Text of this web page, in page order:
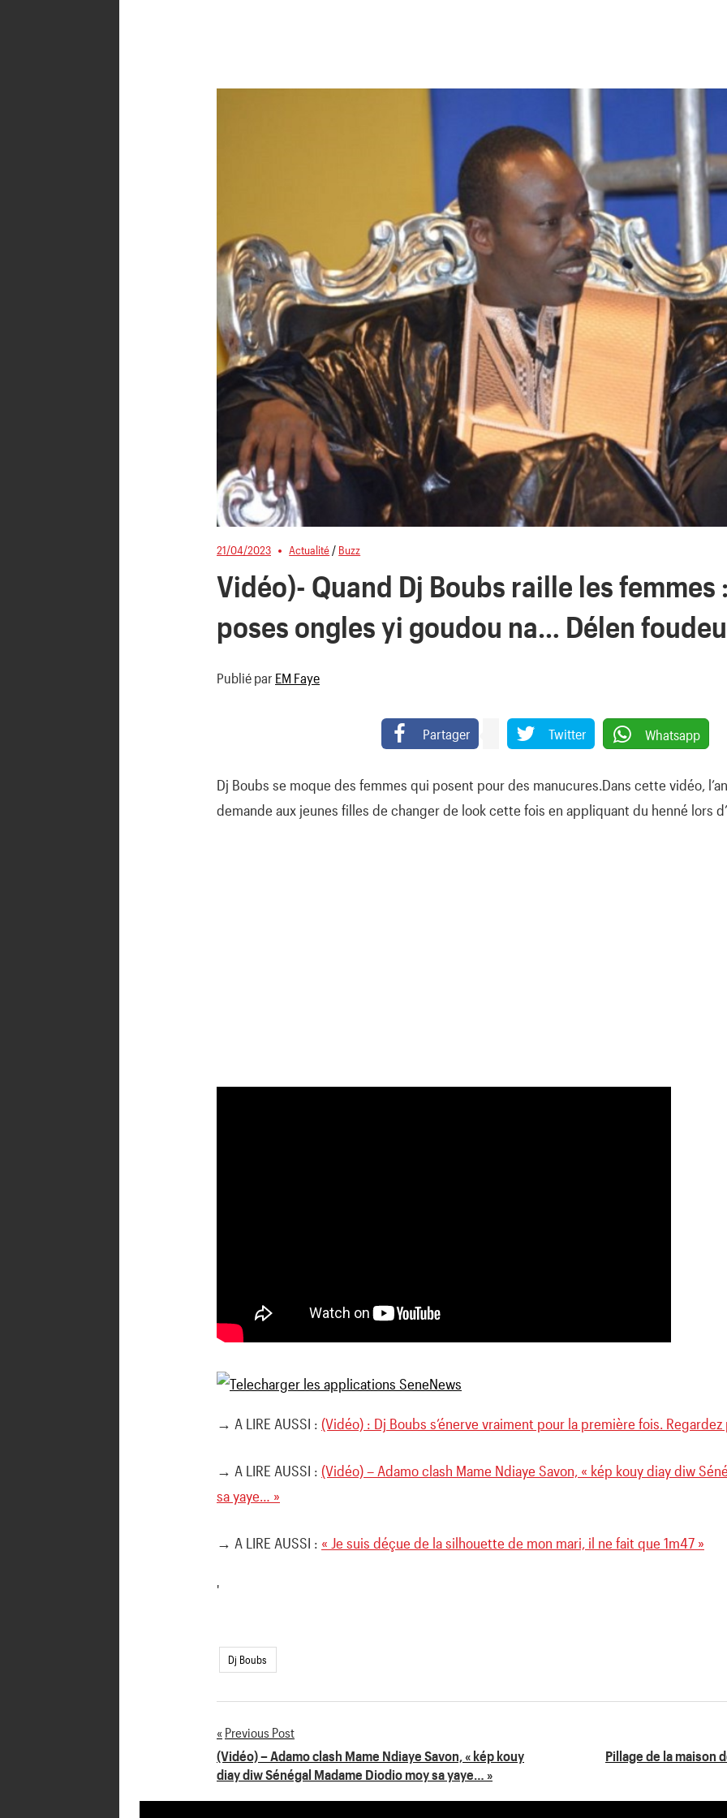
21/04/2023 Actualité / Buzz
Vidéo)- Quand Dj Boubs raille les femmes
poses ongles yi goudou na… Délen
Publié par EM Faye
Partager Twitter Whatsapp
Dj Boubs se moque des femmes qui posent pour des manucures.Dans cette vidéo,
demande aux jeunes filles de changer de look cette fois en appliquant du henné lors
→ A LIRE AUSSI : (Vidéo) : Dj Boubs s’énerve vraiment pour la première fois.
→ A LIRE AUSSI : (Vidéo) – Adamo clash Mame Ndiaye Savon, « kép kouy diay diw
sa yaye… »
→ A LIRE AUSSI : « Je suis déçue de la silhouette de mon mari, il ne fait que 1m47 »
'
Dj Boubs
Navigation
de
Previous Post
(Vidéo) – Adamo clash Mame Ndiaye Savon, « kép kouy
diay diw Sénégal Madame Diodio moy sa yaye… »
Pillage de la maison